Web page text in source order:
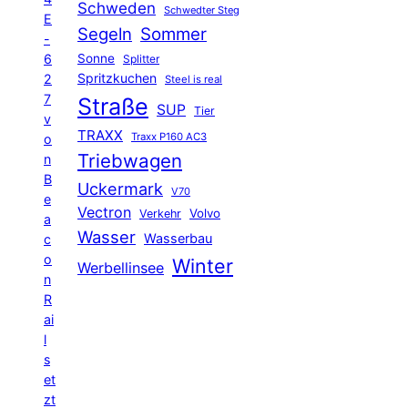
E
-
6
2
7
v
o
n
B
e
a
c
o
n
R
ai
l
s
et
zt
Schweden Schwedter Steg
Segeln Sommer
Sonne Splitter
Spritzkuchen Steel is real
Straße SUP Tier
TRAXX Traxx P160 AC3
Triebwagen
Uckermark V70
Vectron Verkehr Volvo
Wasser Wasserbau
Werbellinsee Winter